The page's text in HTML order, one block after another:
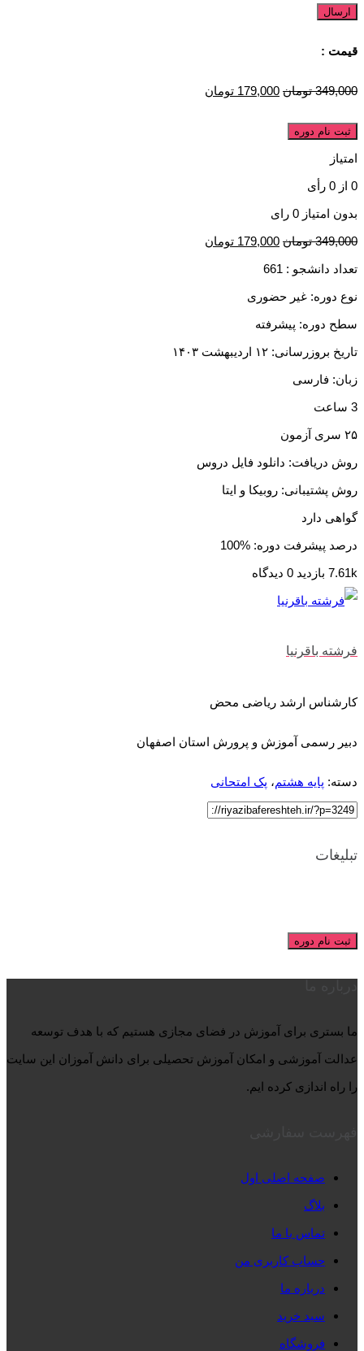
قیمت :
349,000 تومان 179,000 تومان
ثبت نام دوره
امتیاز
0 از 0 رأی
بدون امتیاز 0 رای
349,000 تومان 179,000 تومان
تعداد دانشجو : 661
نوع دوره: غیر حضوری
سطح دوره: پیشرفته
تاریخ بروزرسانی: ۱۲ اردیبهشت ۱۴۰۳
زبان: فارسی
3 ساعت
۲۵ سری آزمون
روش دریافت: دانلود فایل دروس
روش پشتیبانی: روبیکا و ایتا
گواهی دارد
درصد پیشرفت دوره: %100
7.61k بازدید
فرشته باقرنیا
کارشناس ارشد ریاضی محض
دبیر رسمی آموزش و پرورش استان اصفهان
دسته: پایه هشتم، پک امتحانی
تبلیغات
ثبت نام دوره
ما بستری برای آموزش در فضای مجازی هستیم که با هدف توسعه
عدالت آموزشی و امکان آموزش تحصیلی برای دانش آموزان این سایت
را راه اندازی کرده ایم.
صفحه اصلی اول
بلاگ
تماس با ما
حساب کاربری من
درباره ما
سبد خرید
فروشگاه